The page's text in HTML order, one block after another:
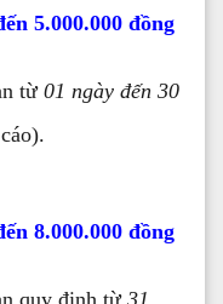
5.000.000 đồng
từ01 ngày đến 30
8.000.000 đồng
quy định từ31